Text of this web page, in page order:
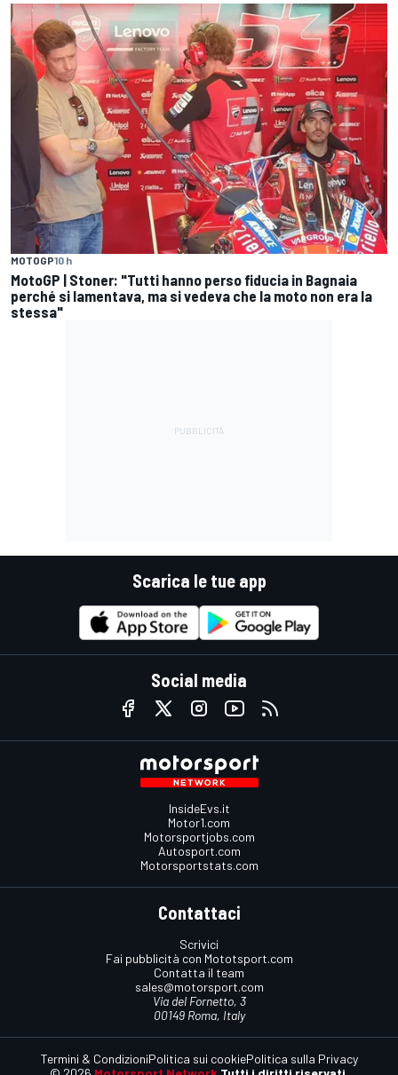
MOTOGP10 h
MotoGP | Stoner: "Tutti hanno perso fiducia in Bagnaia
perché si lamentava, ma si vedeva che la moto non era la
stessa"
Scarica le tue app
Social media
InsideEvs.it
Motor1.com
Motorsportjobs.com
Autosport.com
Motorsportstats.com
Contattaci
Scrivici
Fai pubblicità con Mototsport.com
Contatta il team
sales@motorsport.com
Via del Fornetto, 3
00149 Roma, Italy
Termini & CondizioniPolitica sui cookiePolitica sulla Privacy